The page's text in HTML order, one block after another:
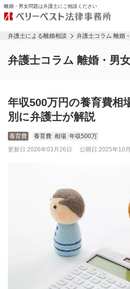
離婚・男女問題は弁護士にご相談ください
弁護士による離婚相談 弁護士コラム 離婚
弁護士コラム 離婚・男
年収500万円の養育費相
別に弁護士が解説
養育費 養育費 相場 年収500万
更新日:2026年03月26日 公開日:2025年10